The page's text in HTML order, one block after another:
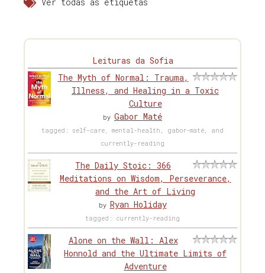
Leituras da Sofia
The Myth of Normal: Trauma,
Illness, and Healing in a Toxic
Culture
by Gabor Maté
tagged: self-care, mental-health, gabor-maté, and
currently-reading
The Daily Stoic: 366
Meditations on Wisdom, Perseverance,
and the Art of Living
by Ryan Holiday
tagged: currently-reading
Alone on the Wall: Alex
Honnold and the Ultimate Limits of
Adventure